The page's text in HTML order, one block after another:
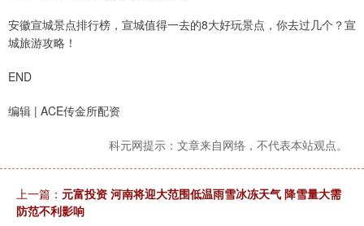
安徽宣城景点排行榜，宣城值得一去的8大好玩景点，你去过几个？宣
城旅游攻略！
END
编辑 | ACE传金所配资
科元网提示：文章来自网络，不代表本站观点。
上一篇： 元富投资 河南将迎大范围低温雨雪冰冻天气 降雪量大需
防范不利影响